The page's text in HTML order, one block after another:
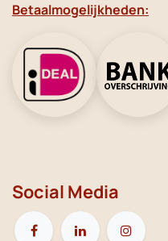
Betaalmogelijkheden:
Social Media